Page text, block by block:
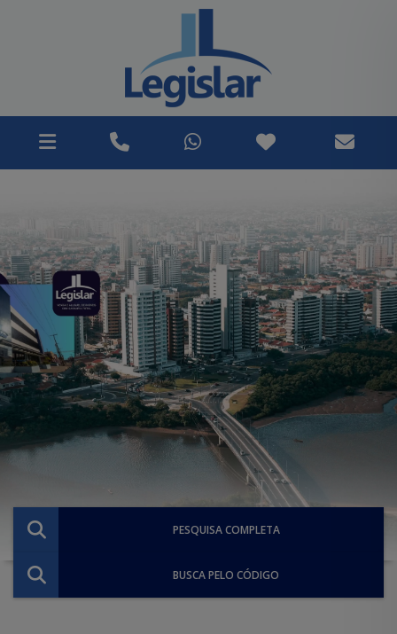
PESQUISA COMPLETA
BUSCA PELO CÓDIGO